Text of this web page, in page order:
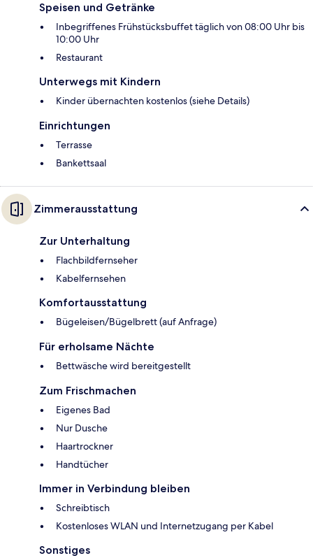
Speisen und Getränke
Inbegriffenes Frühstücksbuffet täglich von 08:00 Uhr bis
10:00 Uhr
Restaurant
Unterwegs mit Kindern
Kinder übernachten kostenlos (siehe Details)
Einrichtungen
Terrasse
Bankettsaal
Zimmerausstattung
Zur Unterhaltung
Flachbildfernseher
Kabelfernsehen
Komfortausstattung
Bügeleisen/Bügelbrett (auf Anfrage)
Für erholsame Nächte
Bettwäsche wird bereitgestellt
Zum Frischmachen
Eigenes Bad
Nur Dusche
Haartrockner
Handtücher
Immer in Verbindung bleiben
Schreibtisch
Kostenloses WLAN und Internetzugang per Kabel
Sonstiges